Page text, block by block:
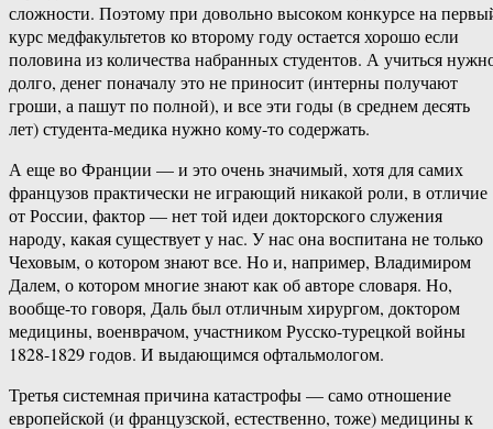
сложности. Поэтому при довольно высоком конкурсе на
курс медфакультетов ко второму году остается хорошо если
половина из количества набранных студентов. А учиться
долго, денег поначалу это не приносит (интерны получают
гроши, а пашут по полной), и все эти годы (в среднем десять
лет) студента-медика нужно кому-то содержать.
А еще во Франции — и это очень значимый, хотя для самих
французов практически не играющий никакой роли, в отличие
от России, фактор — нет той идеи докторского служения
народу, какая существует у нас. У нас она воспитана не только
Чеховым, о котором знают все. Но и, например, Владимиром
Далем, о котором многие знают как об авторе словаря. Но,
вообще-то говоря, Даль был отличным хирургом, доктором
медицины, военврачом, участником Русско-турецкой войны
1828-1829 годов. И выдающимся офтальмологом.
Третья системная причина катастрофы — само отношение
европейской (и французской, естественно, тоже) медицины к